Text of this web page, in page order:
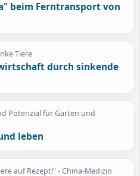
beim Ferntransport von
Tiere
durch sinkende
Potenzial für Garten und
leben
auf Rezept!" - China-Medizin